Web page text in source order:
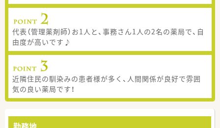
代表（管理薬剤師）お1人と、事務さん1人の2名の薬局で、自
由度が高いです♪
近隣住民の馴染みの患者様が多く、人間関係が良好で雰囲
気の良い薬局です！